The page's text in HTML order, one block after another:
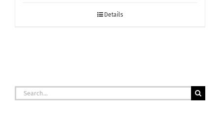
Details
Search
for: